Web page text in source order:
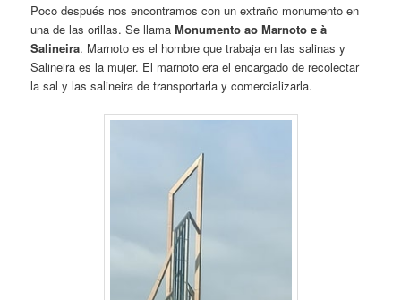
Poco después nos encontramos con un extraño monumento en
una de las orillas. Se llamaMonumento ao Marnoto e à
Salineira. Marnoto es el hombre que trabaja en las salinas y
Salineira es la mujer. El marnoto era el encargado de recolectar
la sal y las salineira de transportarla y comercializarla.